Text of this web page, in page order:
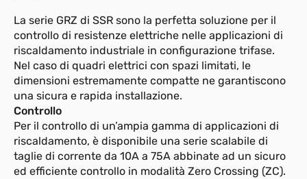
La serie GRZ di SSR sono la perfetta soluzione per il
controllo di resistenze elettriche nelle applicazioni di
riscaldamento industriale in configurazione trifase.
Nel caso di quadri elettrici con spazi limitati, le
dimensioni estremamente compatte ne garantiscono
una sicura e rapida installazione.
Controllo
Per il controllo di un’ampia gamma di applicazioni di
riscaldamento, è disponibile una serie scalabile di
taglie di corrente da 10A a 75A abbinate ad un sicuro
ed efficiente controllo in modalità Zero Crossing (ZC).